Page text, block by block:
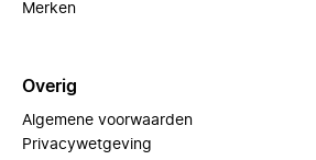
Merken
Overig
Algemene voorwaarden
Privacywetgeving